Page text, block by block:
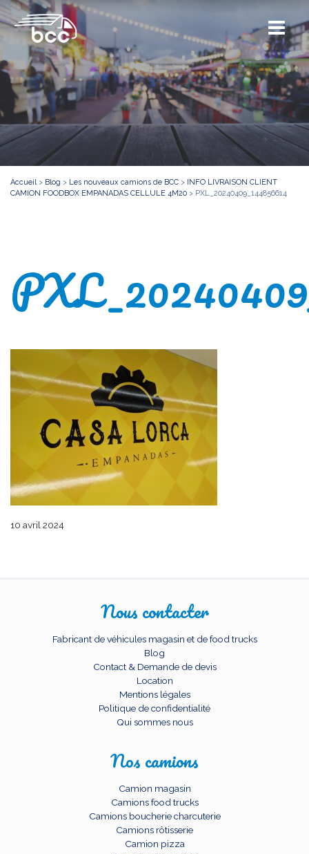
Accueil> Blog > Les nouveaux camions de BCC > INFO LIVRAISON CLIENT
CAMION FOODBOX EMPANADAS CELLULE 4M20 > PXL_20240409_144856614
10 avril 2024
Nous contacter
Fabricant de véhicules magasin et de food trucks
Blog
Contact & Demande de devis
Location
Mentions légales
Politique de confidentialité
Qui sommes nous
Nos camions
Camion magasin
Camions food trucks
Camions boucherie charcuterie
Camions rôtisserie
Camion pizza